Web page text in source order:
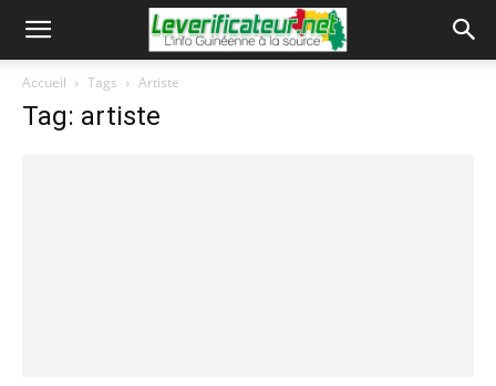
Accueil Tags Artiste
Tag: artiste